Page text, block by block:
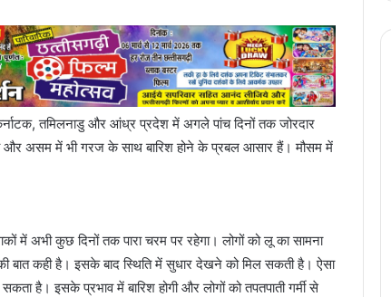
तमिलनाडु और आंध्र प्रदेश में अगले पांच दिनों तक जोरदार
और असम में भी गरज के साथ बारिश होने के प्रबल आसार हैं। मौसम में
में अभी कुछ दिनों तक पारा चरम पर रहेगा। लोगों को लू का सामना
कही है। इसके बाद स्थिति में सुधार देखने को मिल सकती है। ऐसा
है। इसके प्रभाव में बारिश होगी और लोगों को तपतपाती गर्मी से